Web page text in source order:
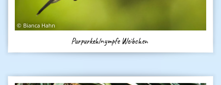
Bianca Hahn
Purpurkehlnympfe Weibchen